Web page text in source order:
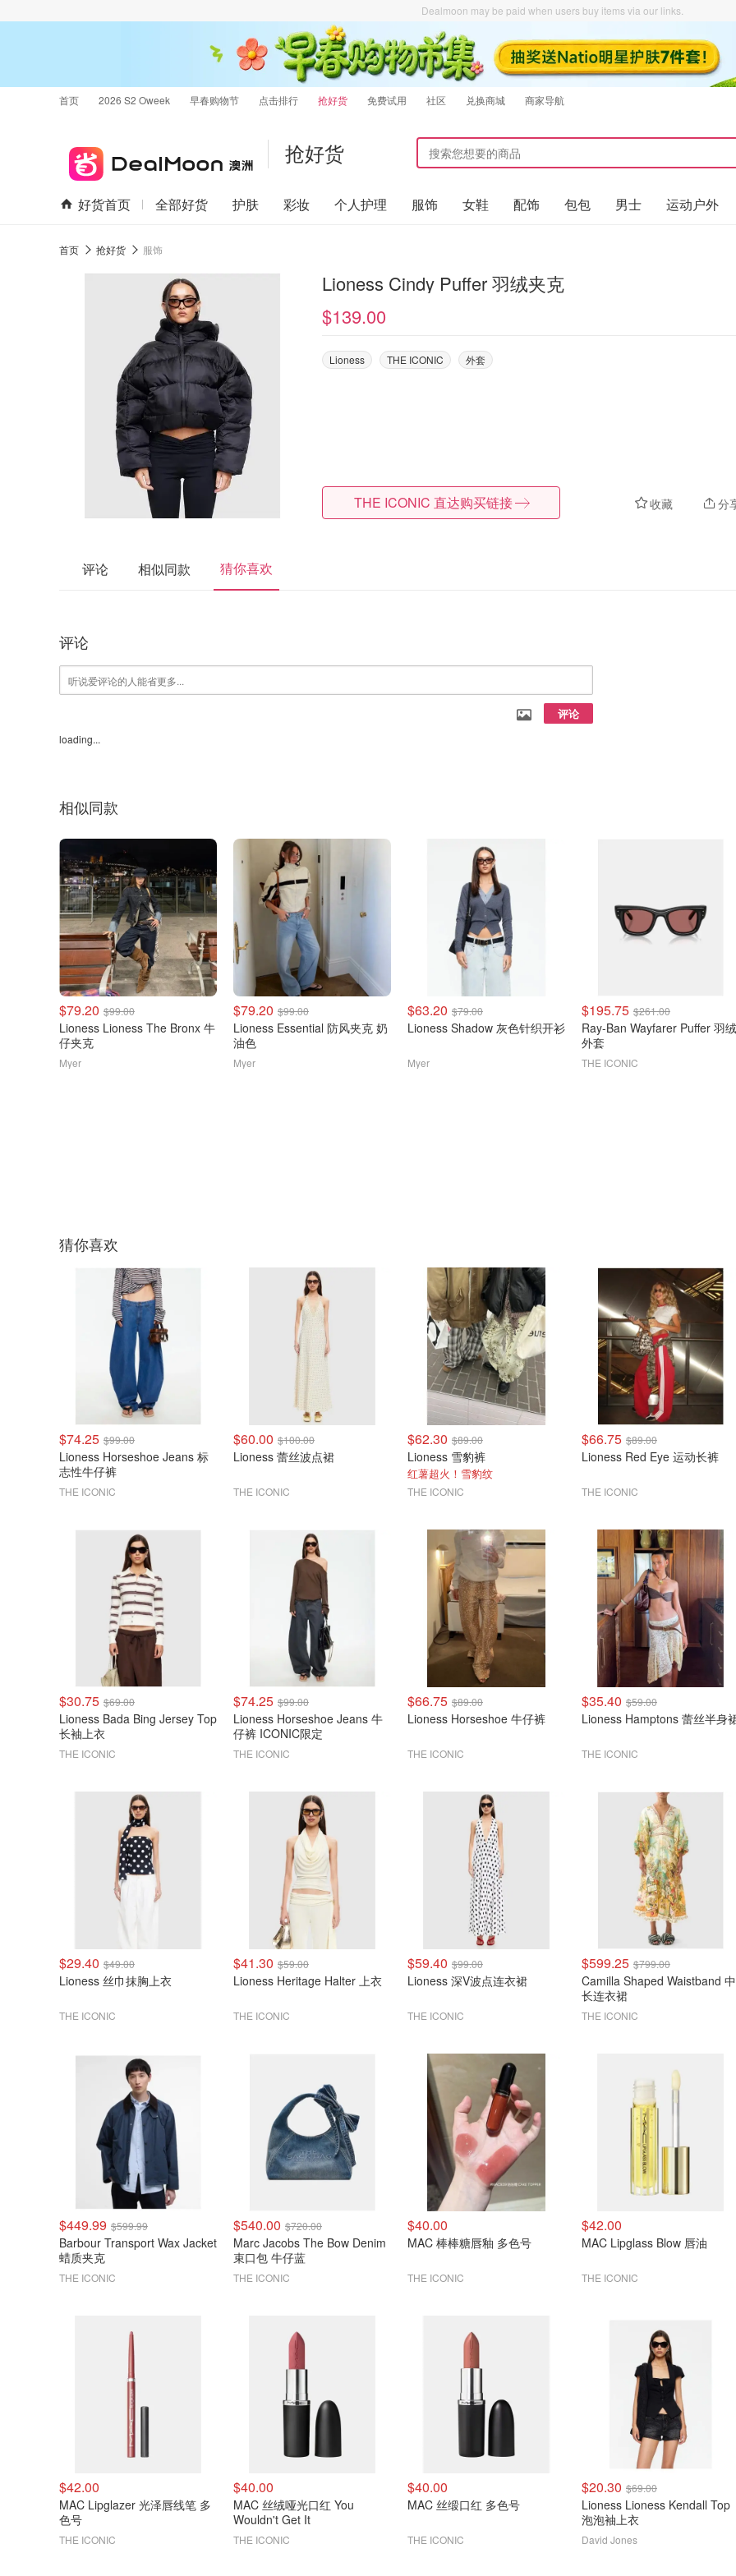
Dealmoon may be paid when users buy items via our links.
首页 2026 S2 Oweek 早春购物节 点击排行 抢好货 免费试用 社区 兑换商城 商家导航
抢好货
好货首页 全部好货 护肤 彩妆 个人护理 服饰 女鞋 配饰 包包 男士 运动户外
首页 抢好货 服饰
Lioness Cindy Puffer 羽绒夹克
$139.00
Lioness THE ICONIC 外套
收藏 分
THE ICONIC 直达购买链接
评论 相似同款 猜你喜欢
评论
评论
loading...
相似同款
$79.20 $99.00
Lioness Lioness The Bronx 牛
仔夹克
Myer
$79.20 $99.00
Lioness Essential 防风夹克 奶
油色
Myer
$63.20 $79.00
Lioness Shadow 灰色针织开衫
Myer
$195.75 $261.00
Ray-Ban Wayfarer Puffer 羽绒
外套
THE ICONIC
猜你喜欢
$74.25 $99.00
Lioness Horseshoe Jeans 标
志性牛仔裤
THE ICONIC
$60.00 $100.00
Lioness 蕾丝波点裙
THE ICONIC
$62.30 $89.00
Lioness 雪豹裤
红薯超火！雪豹纹
THE ICONIC
$66.75 $89.00
Lioness Red Eye 运动长裤
THE ICONIC
$30.75 $69.00
Lioness Bada Bing Jersey Top
长袖上衣
THE ICONIC
$74.25 $99.00
Lioness Horseshoe Jeans 牛
仔裤 ICONIC限定
THE ICONIC
$66.75 $89.00
Lioness Horseshoe 牛仔裤
THE ICONIC
$35.40 $59.00
Lioness Hamptons 蕾丝半身
THE ICONIC
$29.40 $49.00
Lioness 丝巾抹胸上衣
THE ICONIC
$41.30 $59.00
Lioness Heritage Halter 上衣
THE ICONIC
$59.40 $99.00
Lioness 深V波点连衣裙
THE ICONIC
$599.25 $799.00
Camilla Shaped Waistband 中
长连衣裙
THE ICONIC
$449.99 $599.99
Barbour Transport Wax Jacket
蜡质夹克
THE ICONIC
$540.00 $720.00
Marc Jacobs The Bow Denim
束口包 牛仔蓝
THE ICONIC
$40.00
MAC 棒棒糖唇釉 多色号
THE ICONIC
$42.00
MAC Lipglass Blow 唇油
THE ICONIC
$42.00
MAC Lipglazer 光泽唇线笔 多
色号
THE ICONIC
$40.00
MAC 丝绒哑光口红 You
Wouldn't Get It
THE ICONIC
$40.00
MAC 丝缎口红 多色号
THE ICONIC
$20.30 $69.00
Lioness Lioness Kendall Top
泡泡袖上衣
David Jones